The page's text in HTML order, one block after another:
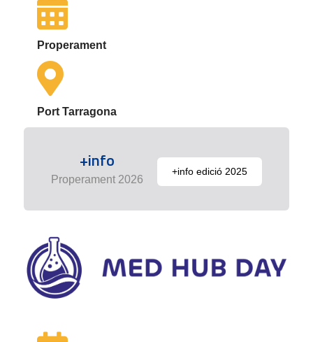
Properament
Port Tarragona
+info
Properament 2026
+info edició 2025